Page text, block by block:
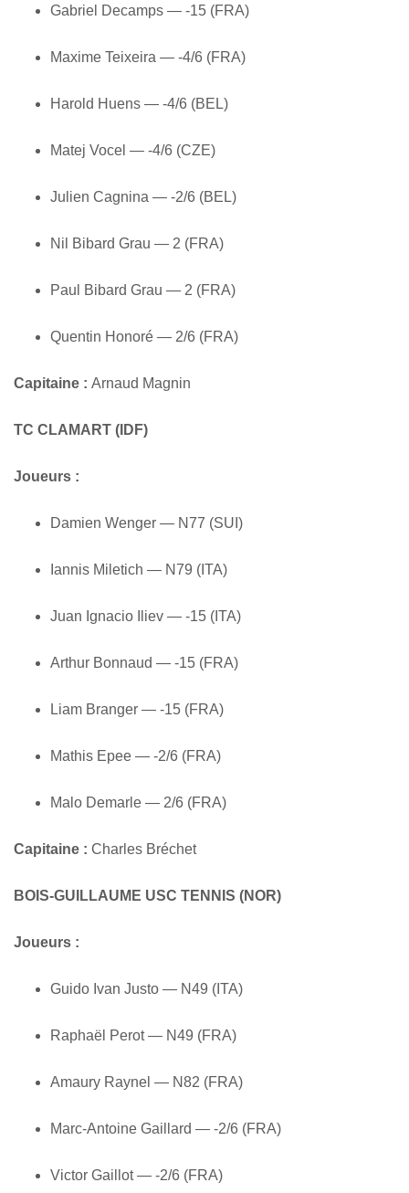
Gabriel Decamps — -15 (FRA)
Maxime Teixeira — -4/6 (FRA)
Harold Huens — -4/6 (BEL)
Matej Vocel — -4/6 (CZE)
Julien Cagnina — -2/6 (BEL)
Nil Bibard Grau — 2 (FRA)
Paul Bibard Grau — 2 (FRA)
Quentin Honoré — 2/6 (FRA)
Capitaine : Arnaud Magnin
TC CLAMART (IDF)
Joueurs :
Damien Wenger — N77 (SUI)
Iannis Miletich — N79 (ITA)
Juan Ignacio Iliev — -15 (ITA)
Arthur Bonnaud — -15 (FRA)
Liam Branger — -15 (FRA)
Mathis Epee — -2/6 (FRA)
Malo Demarle — 2/6 (FRA)
Capitaine : Charles Bréchet
BOIS-GUILLAUME USC TENNIS (NOR)
Joueurs :
Guido Ivan Justo — N49 (ITA)
Raphaël Perot — N49 (FRA)
Amaury Raynel — N82 (FRA)
Marc-Antoine Gaillard — -2/6 (FRA)
Victor Gaillot — -2/6 (FRA)